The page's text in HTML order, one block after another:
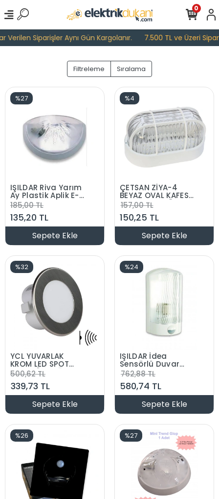
Siparişler Aynı Gün Kargolanır. 7.500 TL ve Üzeri
0
Filtreleme Sıralama
%27
IŞILDAR Riva Yarım
Ay Plastik Aplik E-
27 IP00
185,00 TL
135,20 TL
Sepete Ekle
%4
ÇETSAN ZİYA-4
BEYAZ OVAL KAFESLİ
GLOP ARMATÜR E-
27
157,00 TL
150,25 TL
Sepete Ekle
%32
YCL YUVARLAK
KROM LED SPOT
1,5W GÜN IŞIĞI
RADAR SENSÖRLÜ
500,62 TL
339,73 TL
Sepete Ekle
%24
IŞILDAR İdea
Sensörlü Duvar
Aplik Armatür
1x25w E-27 Beyaz
762,88 TL
580,74 TL
Sepete Ekle
%26 %27